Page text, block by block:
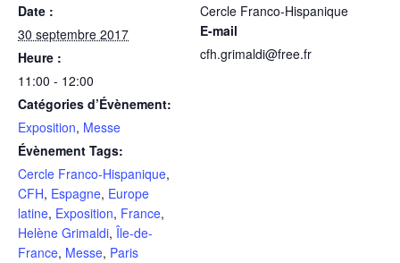
Date :
30 septembre 2017
Heure :
11:00 - 12:00
Catégories d’Évènement:
Exposition, Messe
Évènement Tags:
Cercle Franco-Hispanique,
CFH, Espagne, Europe
latine, Exposition, France,
Helène Grimaldi, Île-de-
France, Messe, Paris
Cercle Franco-Hispanique
E-mail
cfh.grimaldi@free.fr